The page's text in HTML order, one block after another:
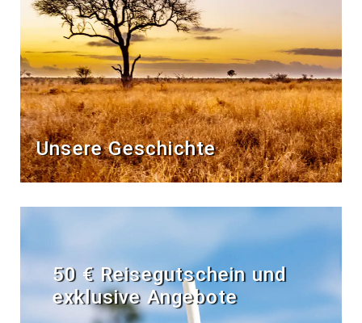
Unsere Geschichte
50 € Reisegutschein und
exklusive Angebote